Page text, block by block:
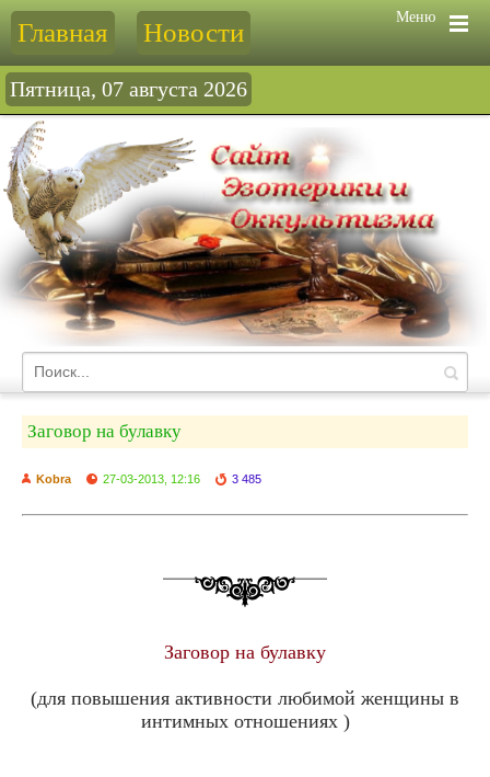
Меню
Главная Новости
Пятница, 07 августа 2026
Заговор на булавку
Kobra 27-03-2013, 12:16 3 485
Заговор на булавку
(для повышения активности любимой женщины в
интимных отношениях )